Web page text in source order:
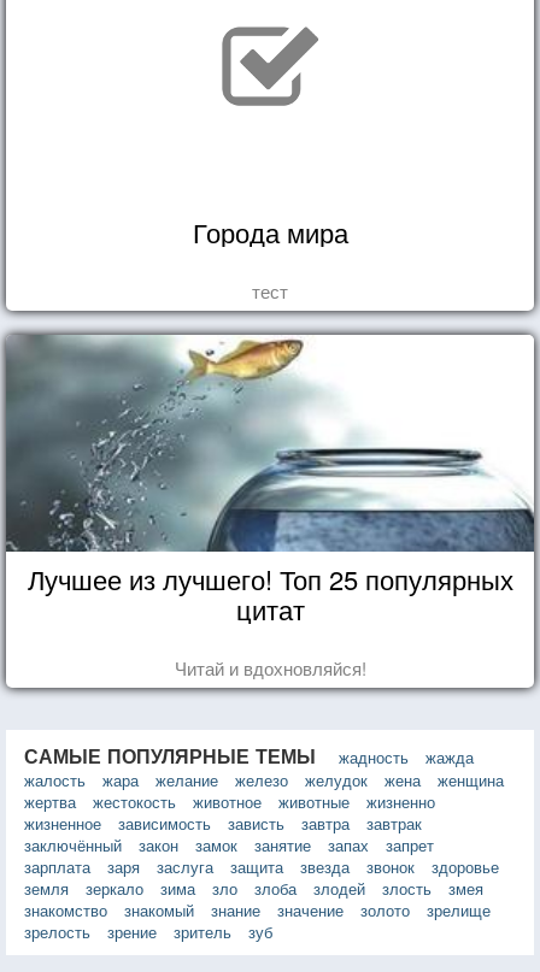
Города мира
тест
Лучшее из лучшего! Топ 25 популярных
цитат
Читай и вдохновляйся!
САМЫЕ ПОПУЛЯРНЫЕ ТЕМЫ жадность
жажда
жалость
жара желание железо желудок жена
женщина
жертва
жестокость животное животные
жизненно
жизненное
зависимость зависть завтра
завтрак
заключённый
закон замок занятие запах
запрет
зарплата
заря заслуга защита звезда звонок
здоровье
земля
зеркало зима зло злоба злодей злость
змея
знакомство
знакомый знание значение золото
зрелище
зрелость
зрение зритель зуб